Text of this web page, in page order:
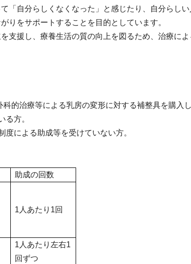
「自分らしくなくなった」と感じたり、自分らし
りをサポートすることを目的としています。
支援し、療養生活の質の向上を図るため、治療に
的治療等による乳房の変形に対する補整具を購入
る方。
による助成等を受けていない方。
助成の回数
1 人あたり 1回
1 人あたり左右1
回ずつ